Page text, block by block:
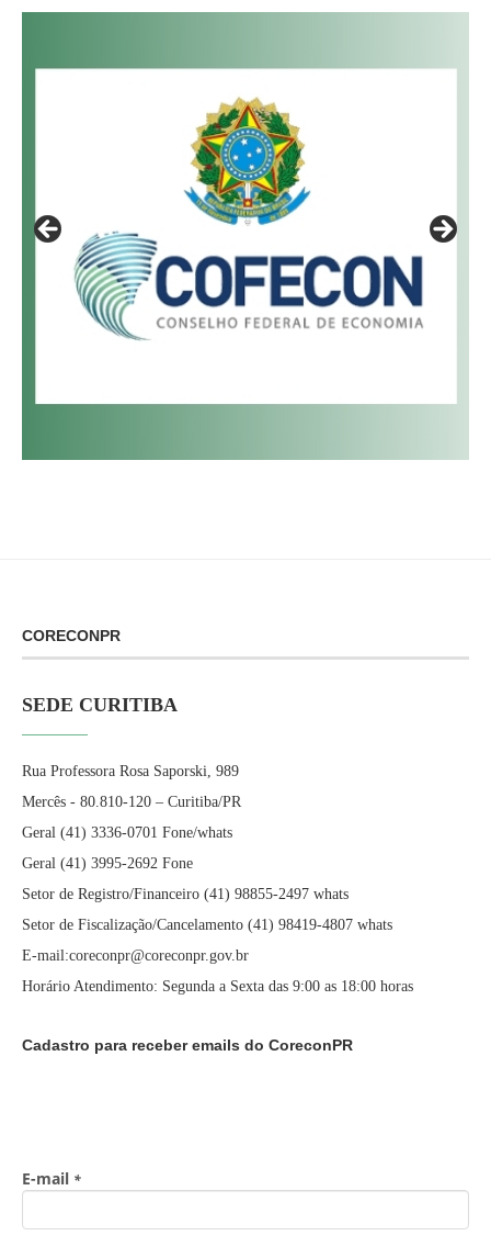
CORECONPR
SEDE CURITIBA
Rua Professora Rosa Saporski, 989
Mercês - 80.810-120 – Curitiba/PR
Geral (41) 3336-0701 Fone/whats
Geral (41) 3995-2692 Fone
Setor de Registro/Financeiro (41) 98855-2497 whats
Setor de Fiscalização/Cancelamento (41) 98419-4807 whats
E-mail:coreconpr@coreconpr.gov.br
Horário Atendimento: Segunda a Sexta das 9:00 as 18:00 horas
Cadastro para receber emails do CoreconPR